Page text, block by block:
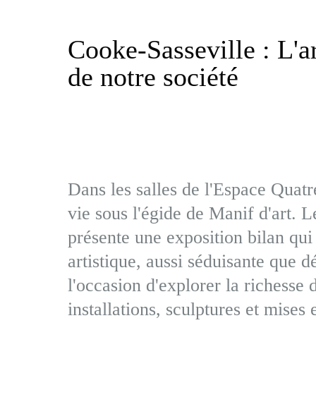
Cooke-Sasseville :
de notre société
Dans les salles de l'Espace
vie sous l'égide de Manif d'art.
présente une exposition bilan
artistique, aussi séduisante que
l'occasion d'explorer la
installations, sculptures et mises